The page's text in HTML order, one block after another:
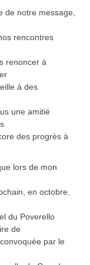
de notre message,
rencontres
renoncer à
à des
une amitié
des progrès à
lors de mon
en octobre,
du Poverello
de
par le